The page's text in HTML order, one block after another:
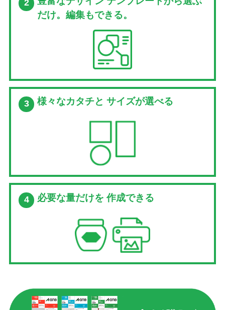
2
だけ。編集もできる。
3 様々なカタチと サイズが選べる
4 必要な量だけを 作成できる